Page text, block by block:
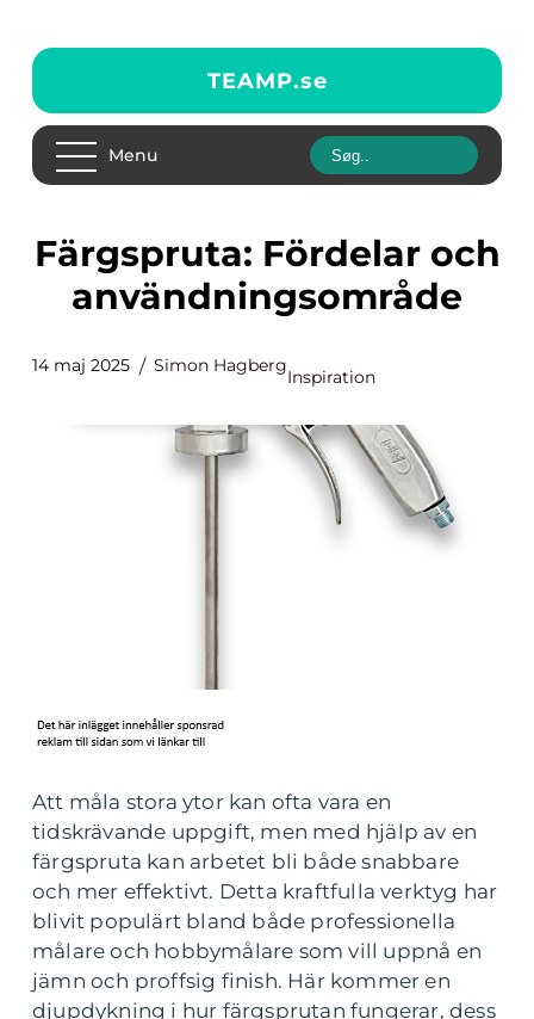
TEAMP.se
Menu
Färgspruta: Fördelar och
användningsområde
14 maj 2025 Simon Hagberg
Inspiration
Att måla stora ytor kan ofta vara en
tidskrävande uppgift, men med hjälp av en
färgspruta kan arbetet bli både snabbare
och mer effektivt. Detta kraftfulla verktyg har
blivit populärt bland både professionella
målare och hobbymålare som vill uppnå en
jämn och proffsig finish. Här kommer en
djupdykning i hur färgsprutan fungerar, dess